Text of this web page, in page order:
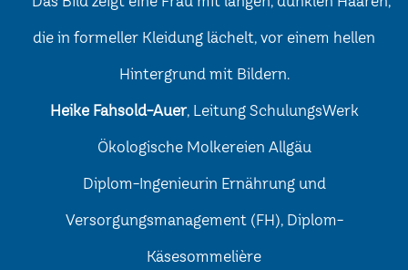
Heike Fahsold-Auer, Leitung SchulungsWerk
Ökologische Molkereien Allgäu
Diplom-Ingenieurin Ernährung und
Versorgungsmanagement (FH), Diplom-
Käsesommelière